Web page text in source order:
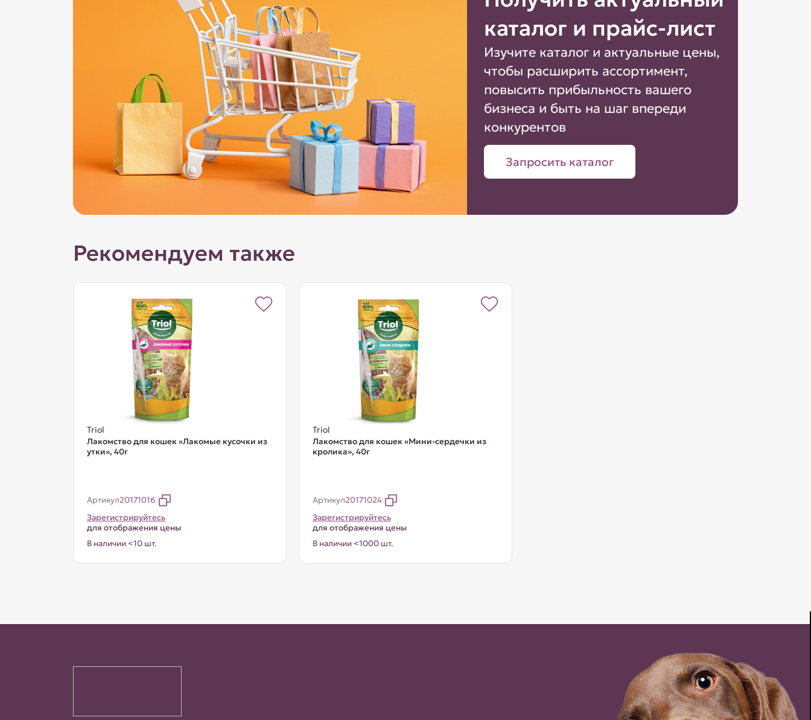
каталог и прайс-лист
Изучите каталог и актуальные цены,
чтобы расширить ассортимент,
повысить прибыльность вашего
бизнеса и быть на шаг впереди
конкурентов
Запросить каталог
Рекомендуем также
Triol
Лакомство для кошек «Лакомые кусочки из
утки», 40г
Артикул20171016
Зарегистрируйтесь
для отображения цены
В наличии <10 шт.
Triol
Лакомство для кошек «Мини-сердечки из
кролика», 40г
Артикул20171024
Зарегистрируйтесь
для отображения цены
В наличии <1000 шт.